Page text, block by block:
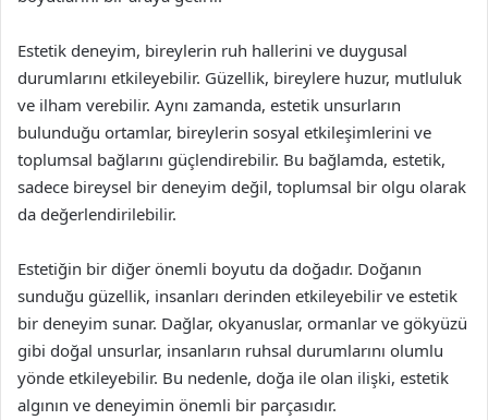
Estetik deneyim, bireylerin ruh hallerini ve duygusal
durumlarını etkileyebilir. Güzellik, bireylere huzur, mutluluk
ve ilham verebilir. Aynı zamanda, estetik unsurların
bulunduğu ortamlar, bireylerin sosyal etkileşimlerini ve
toplumsal bağlarını güçlendirebilir. Bu bağlamda, estetik,
sadece bireysel bir deneyim değil, toplumsal bir olgu olarak
da değerlendirilebilir.
Estetiğin bir diğer önemli boyutu da doğadır. Doğanın
sunduğu güzellik, insanları derinden etkileyebilir ve estetik
bir deneyim sunar. Dağlar, okyanuslar, ormanlar ve gökyüzü
gibi doğal unsurlar, insanların ruhsal durumlarını olumlu
yönde etkileyebilir. Bu nedenle, doğa ile olan ilişki, estetik
algının ve deneyimin önemli bir parçasıdır.